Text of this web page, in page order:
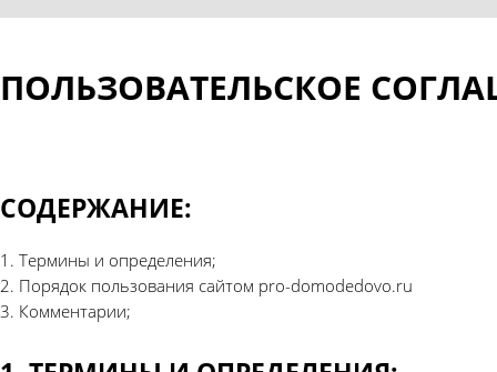
ПОЛЬЗОВАТЕЛЬСКОЕ
СОДЕРЖАНИЕ:
1. Термины и определения;
2. Порядок пользования сайтом pro-domodedovo.ru
3. Комментарии;